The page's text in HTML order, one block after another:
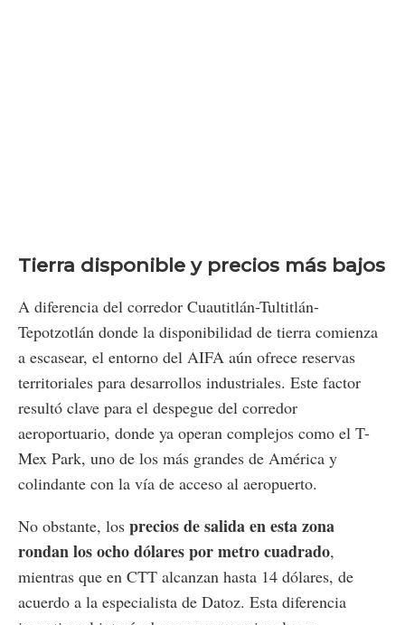
Tierra disponible y precios más bajos
A diferencia del corredor Cuautitlán-Tultitlán-
Tepotzotlán donde la disponibilidad de tierra comienza
a escasear, el entorno del AIFA aún ofrece reservas
territoriales para desarrollos industriales. Este factor
resultó clave para el despegue del corredor
aeroportuario, donde ya operan complejos como el T-
Mex Park, uno de los más grandes de América y
colindante con la vía de acceso al aeropuerto.
No obstante, los precios de salida en esta zona
rondan los ocho dólares por metro cuadrado,
mientras que en CTT alcanzan hasta 14 dólares, de
acuerdo a la especialista de Datoz. Esta diferencia